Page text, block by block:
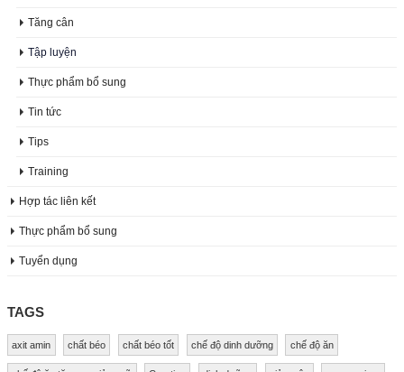
Tăng cân
Tập luyện
Thực phẩm bổ sung
Tin tức
Tips
Training
Hợp tác liên kết
Thực phẩm bổ sung
Tuyển dụng
TAGS
axit amin chất béo chất béo tốt chế độ dinh dưỡng chế độ ăn